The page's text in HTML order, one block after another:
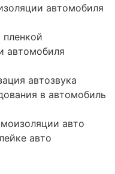
автомобиля
автомобиля
автозвука
в автомобиль
авто
авто